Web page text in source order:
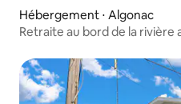
Hébergement ⋅ Algonac
Retraite au bord de la rivière